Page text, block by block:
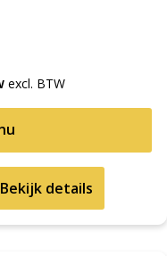
Bekijk details